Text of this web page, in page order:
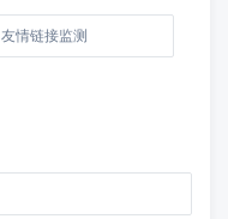
友情链接监测